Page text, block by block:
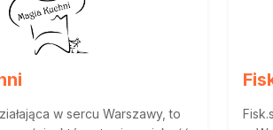
w sercu Warszawy, to